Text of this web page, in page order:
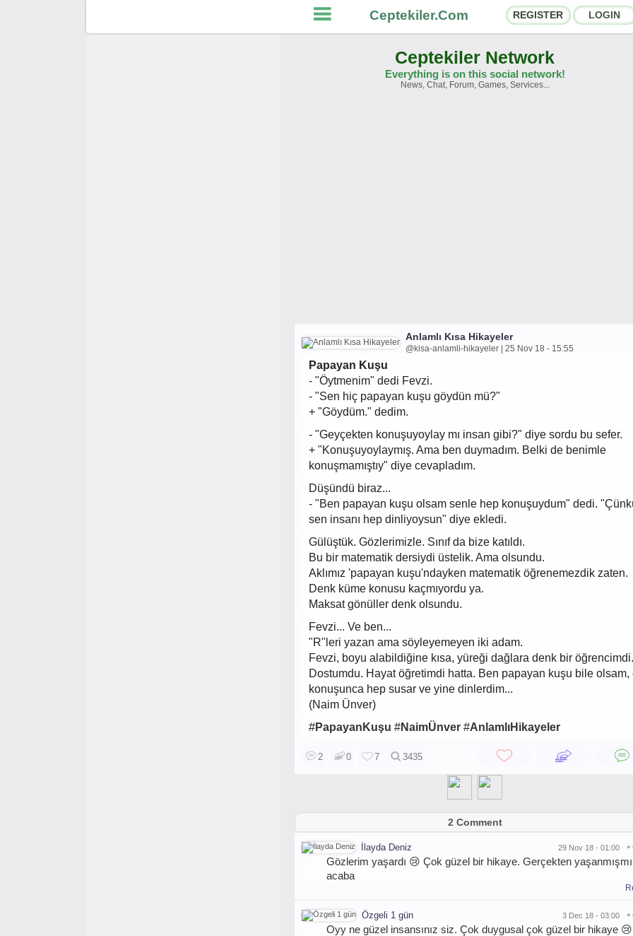
Ceptekiler.Com REGISTER LOGIN
Social Shares
Ceptekiler Network
Everything is on this social network!
News, Chat, Forum, Games, Services...
Anlamlı Kısa Hikayeler
@kisa-anlamli-hikayeler | 25 Nov 18 - 15:55
Papayan Kuşu
- "Öytmenim" dedi Fevzi.
- "Sen hiç papayan kuşu göydün mü?"
+ "Göydüm." dedim.
- "Geyçekten konuşuyoylay mı insan gibi?" diye sordu bu sefer.
+ "Konuşuyoylaymış. Ama ben duymadım. Belki de benimle
konuşmamıştıy" diye cevapladım.
Düşündü biraz...
- "Ben papayan kuşu olsam senle hep konuşuydum" dedi.
sen insanı hep dinliyoysun" diye ekledi.
Gülüştük. Gözlerimizle. Sınıf da bize katıldı.
Bu bir matematik dersiydi üstelik. Ama olsundu.
Aklımız 'papayan kuşu'ndayken matematik öğrenemezdik zaten.
Denk küme konusu kaçmıyordu ya.
Maksat gönüller denk olsundu.
Fevzi... Ve ben...
"R"leri yazan ama söyleyemeyen iki adam.
Fevzi, boyu alabildiğine kısa, yüreği dağlara denk bir öğrencimdi.
Dostumdu. Hayat öğretimdi hatta. Ben papayan kuşu bile olsam,
konuşunca hep susar ve yine dinlerdim...
(Naim Ünver)
#PapayanKuşu #NaimÜnver #AnlamlıHikayeler
2 0 7 3435
2 Comment
İlayda Deniz 29 Nov 18 - 01:00
Gözlerim yaşardı 😢 Çok güzel bir hikaye. Gerçekten yaşanmışmı
acaba
Özgeli 1 gün 3 Dec 18 - 03:00
Oyy ne güzel insansınız siz. Çok duygusal çok güzel bir hikaye 😢